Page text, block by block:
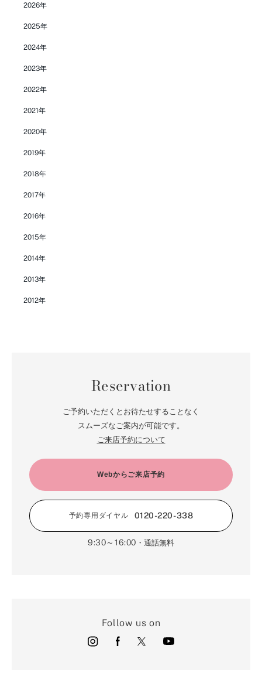
2026年
2025年
2024年
2023年
2022年
2021年
2020年
2019年
2018年
2017年
2016年
2015年
2014年
2013年
2012年
Reservation
ご予約いただくとお待たせすることなく
スムーズなご案内が可能です。
ご来店予約について
Webからご来店予約
予約専用ダイヤル 0120-220-338
9:30～16:00 ・通話無料
Follow us on